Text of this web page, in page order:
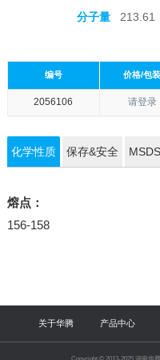
分子量
213.61
编号 价格/包装
2056106 请登录
化学性质 保存&安全 MSDS
熔点：
156-158
关于华腾 产品中心
Copyright © 2013-2025 湖南华